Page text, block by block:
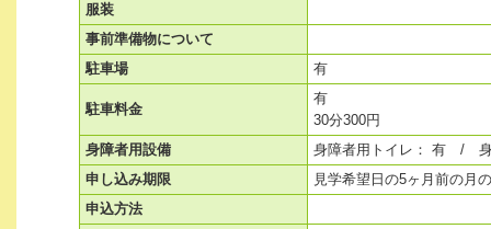
服装
事前準備物について
駐車場
有
駐車料金
有
30分300円
身障者用設備
身障者用トイレ： 有 /
申し込み期限
見学希望日の5ヶ月前の月
申込方法